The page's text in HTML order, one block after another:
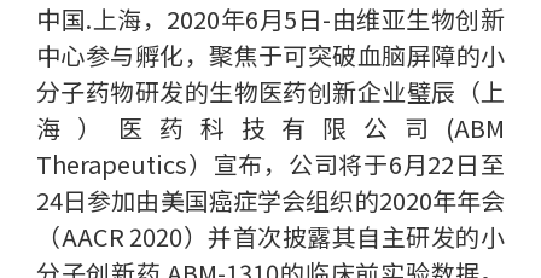
中国.上海，2020年6月5日-由维亚生物创新
中心参与孵化，聚焦于可突破血脑屏障的小
分子药物研发的生物医药创新企业璧辰（上
海）医药科技有限公司(ABM
Therapeutics）宣布，公司将于6月22日至
24日参加由美国癌症学会组织的2020年年会
（AACR 2020）并首次披露其自主研发的小